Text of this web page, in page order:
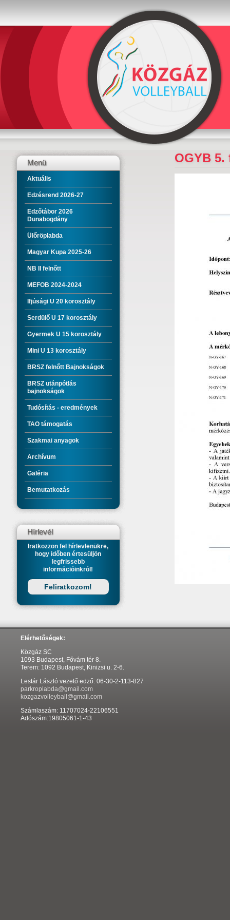
Menü
Aktuális
Edzésrend 2026-27
Edzőtábor 2026
Dunabogdány
Ülőröplabda
Magyar Kupa 2025-26
NB II felnőtt
MEFOB 2024-2024
Ifjúsági U 20 korosztály
Serdülő U 17 korosztály
Gyermek U 15 korosztály
Mini U 13 korosztály
BRSZ felnőtt Bajnokságok
BRSZ utánpótlás
bajnokságok
Tudósítás - eredmények
TAO támogatás
Szakmai anyagok
Archívum
Galéria
Bemutatkozás
Hírlevél
Iratkozzon fel hírlevlenükre,
hogy időben értesüljön
legfrissebb
információinkról!
Feliratkozom!
OGYB
Elérhetőségek:
Közgáz SC
1093 Budapest, Fővám tér 8.
Terem: 1092 Budapest, Kinizsi u. 2-6.
Lestár László vezető edző: 06-30-2-113-827
parkroplabda@gmail.com
kozgazvolleyball@gmail.com
Számlaszám: 11707024-22106551
Adószám:19805061-1-43